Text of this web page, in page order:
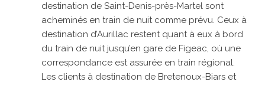
destination de Saint-Denis-près-Martel sont
acheminés en train de nuit comme prévu. Ceux à
destination d’Aurillac restent quant à eux à bord
du train de nuit jusqu’en gare de Figeac, où une
correspondance est assurée en train régional.
Les clients à destination de Bretenoux-Biars et